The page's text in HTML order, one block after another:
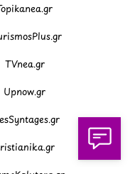
TVnea.gr
Upnow.gr